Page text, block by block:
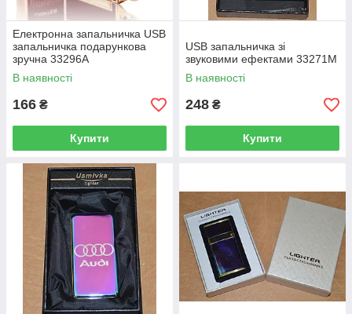
Електронна запальничка USB
запальничка подарункова
зручна 33296А
В наявності
166 ₴
Купити
USB запальничка зі
звуковими ефектами 33271M
В наявності
248 ₴
Купити